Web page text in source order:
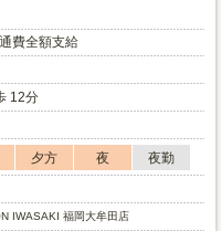
費全額支給
12分
夕方 夜
夜勤
IWASAKI 福岡大牟田店